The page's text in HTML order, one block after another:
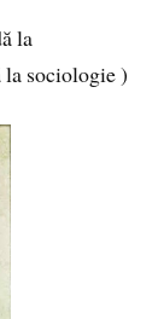
la
la sociologie )